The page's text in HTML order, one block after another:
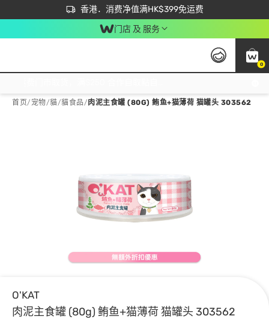
香港．消费净值满HK$399免运费
立即成为易赏钱会员尽享独家优惠
首次APP下单买满$450 输入 NEWAPP 即减$50
门店 及 服务
0
首页/ 宠物/貓/貓食品/ 肉泥主食罐 (80G) 鲔鱼+猫薄荷 猫罐头 303562
O'KAT
肉泥主食罐 (80g) 鲔鱼+猫薄荷 猫罐头 303562